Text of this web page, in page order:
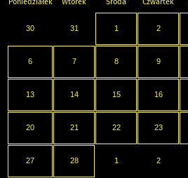
Poniedziałek Wtorek Środa Czwartek
30 31 1 2
6 7 8 9
13 14 15 16
20 21 22 23
27 28 1 2